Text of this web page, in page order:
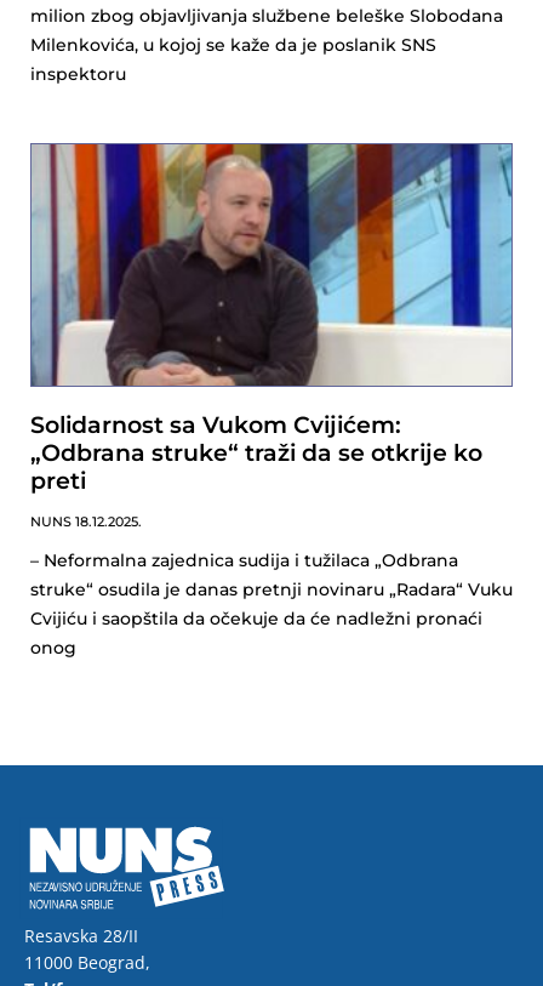
milion zbog objavljivanja službene beleške Slobodana
Milenkovića, u kojoj se kaže da je poslanik SNS
inspektoru
Solidarnost sa Vukom Cvijićem:
„Odbrana struke“ traži da se otkrije ko
preti
NUNS 18.12.2025.
– Neformalna zajednica sudija i tužilaca „Odbrana
struke“ osudila je danas pretnji novinaru „Radara“ Vuku
Cvijiću i saopštila da očekuje da će nadležni pronaći
onog
Resavska 28/II
11000 Beograd,